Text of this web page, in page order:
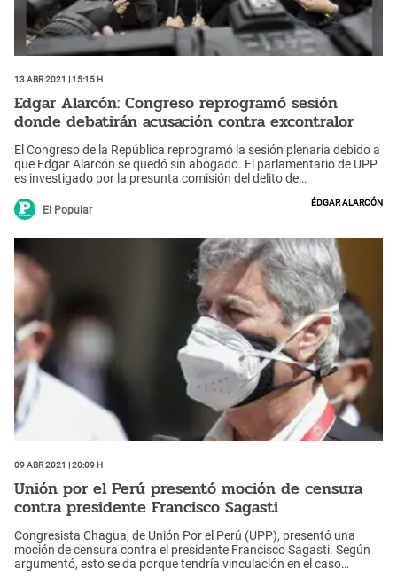
13 Abr 2021 | 15:15 h
Edgar Alarcón: Congreso reprogramó sesión
donde debatirán acusación contra excontralor
El Congreso de la República reprogramó la sesión plenaria debido a
que Edgar Alarcón se quedó sin abogado. El parlamentario de UPP
es investigado por la presunta comisión del delito de
El Popular
Édgar Alarcón
09 Abr 2021 | 20:09 h
Unión por el Perú presentó moción de censura
contra presidente Francisco Sagasti
Congresista Chagua, de Unión Por el Perú (UPP), presentó una
moción de censura contra el presidente Francisco Sagasti. Según
argumentó, esto se da porque tendría vinculación en el caso